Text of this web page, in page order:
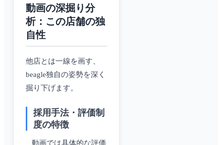
動画の深掘り分
析：この店舗の独
自性
他店とは一線を画す、
beagle独自の姿勢を深く
掘り下げます。
採用手法・評価制
度の特徴
動画では具体的な評価